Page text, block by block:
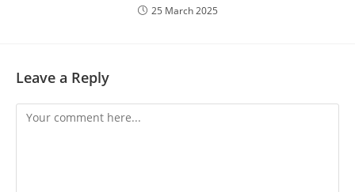
25 March 2025
Leave a Reply
Comment